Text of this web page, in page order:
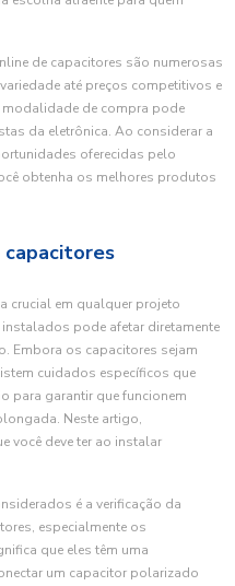
de capacitores são numerosas
até preços competitivos e
de compra pode
da eletrônica. Ao considerar a
oferecidas pelo
obtenha os melhores produtos
capacitores
crucial em qualquer projeto
pode afetar diretamente
Embora os capacitores sejam
cuidados específicos que
para garantir que funcionem
Neste artigo,
você deve ter ao instalar
é a verificação da
especialmente os
que eles têm uma
um capacitor polarizado